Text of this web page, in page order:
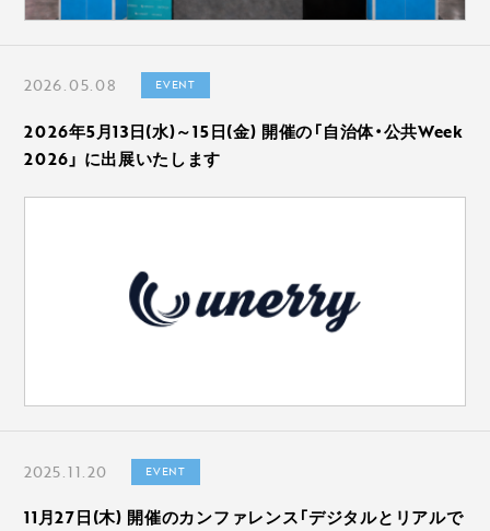
2026.05.08 EVENT
2026年5月13日(水)～15日(金) 開催の「自治体・公共Week
2026」 に出展いたします
2025.11.20 EVENT
11月27日(木) 開催のカンファレンス「デジタルとリアルで